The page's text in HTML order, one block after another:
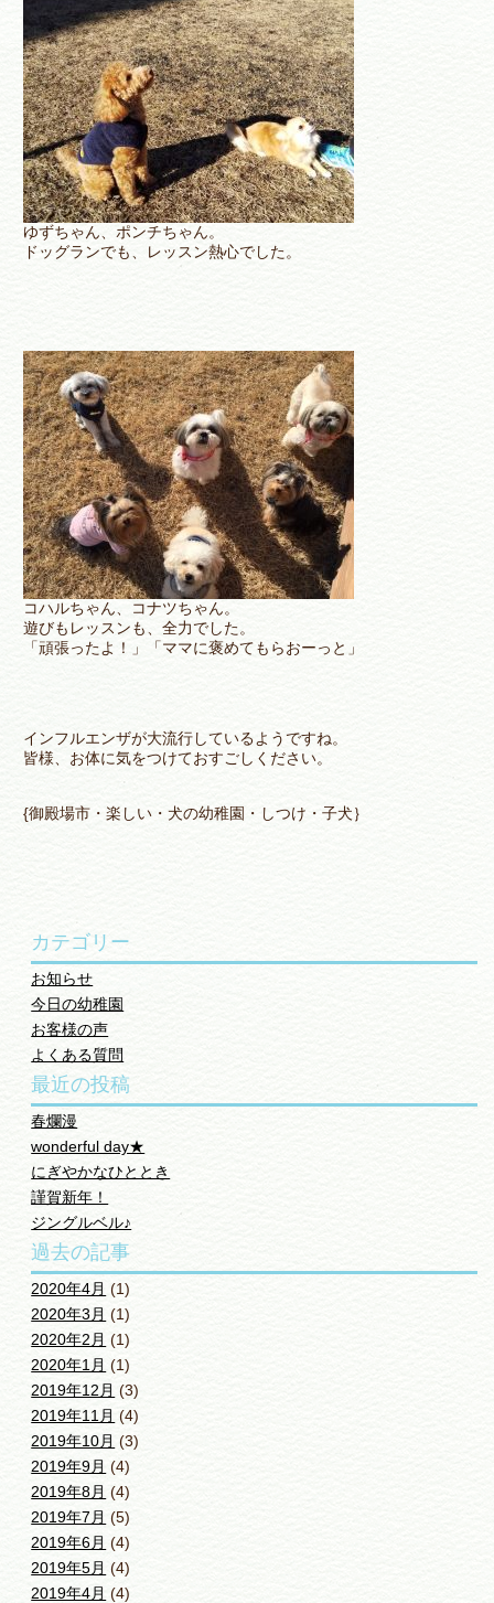
ゆずちゃん、ポンチちゃん。
ドッグランでも、レッスン熱心でした。
コハルちゃん、コナツちゃん。
遊びもレッスンも、全力でした。
「頑張ったよ！」「ママに褒めてもらおーっと」
インフルエンザが大流行しているようですね。
皆様、お体に気をつけておすごしください。
{御殿場市・楽しい・犬の幼稚園・しつけ・子犬｝
カテゴリー
お知らせ
今日の幼稚園
お客様の声
よくある質問
最近の投稿
春爛漫
wonderful day★
にぎやかなひととき
謹賀新年！
ジングルベル♪
過去の記事
2020年4月 (1)
2020年3月 (1)
2020年2月 (1)
2020年1月 (1)
2019年12月 (3)
2019年11月 (4)
2019年10月 (3)
2019年9月 (4)
2019年8月 (4)
2019年7月 (5)
2019年6月 (4)
2019年5月 (4)
2019年4月 (4)